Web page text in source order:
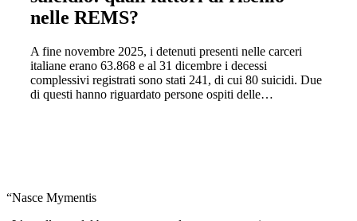
nelle REMS?
A fine novembre 2025, i detenuti presenti nelle carceri
italiane erano 63.868 e al 31 dicembre i decessi
complessivi registrati sono stati 241, di cui 80 suicidi. Due
di questi hanno riguardato persone ospiti delle…
“Nasce Mymentis